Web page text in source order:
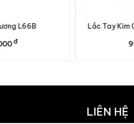
Lắc Tay Kim Cương Tự Nhiên Vàng 18K
LIÊN HỆ